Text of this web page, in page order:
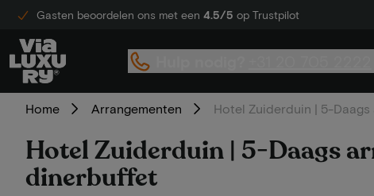
Gasten beoordelen ons met een 4.5/5 op Trustpilot
Home Arrangementen Hotel Zuiderduin | 5-
Hotel Zuiderduin | 5-Daags
dinerbuffet